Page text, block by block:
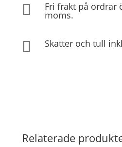
 Fri frakt på ordrar
moms.
 Skatter och tull
Relaterade